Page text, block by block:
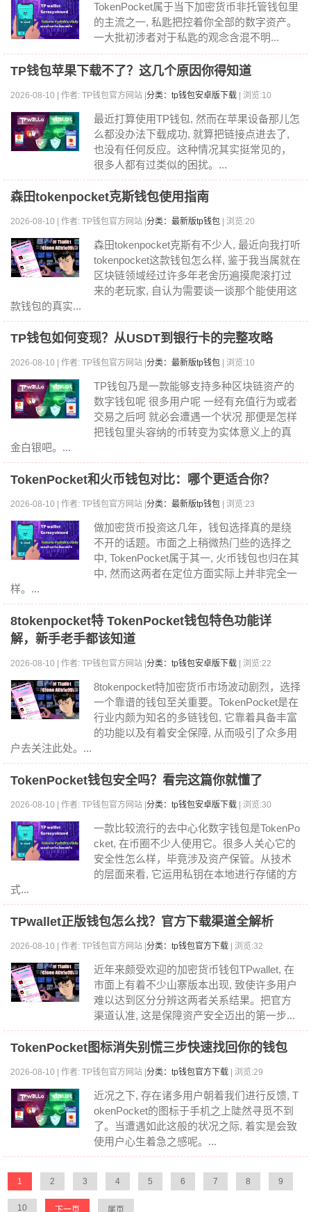
TokenPocket属于当下加密货币非托管钱包里
的主流之一, 私匙把控着你全部的数字资产。
一大批初涉者对于私匙的观念含混不明...
TP钱包苹果下载不了？这几个原因你得知道
2026-08-10 | 作者: TP钱包官方网站 | 分类：tp钱包安卓版下载 | 浏览:10
最近打算使用TP钱包, 然而在苹果设备那儿怎
么都没办法下载成功, 就算把链接点进去了,
也没有任何反应。这种情况其实挺常见的，
很多人都有过类似的困扰。...
森田tokenpocket克斯钱包使用指南
2026-08-10 | 作者: TP钱包官方网站 | 分类：最新版tp钱包 | 浏览:20
森田tokenpocket克斯有不少人, 最近向我打听
tokenpocket这款钱包怎么样, 鉴于我当属就在
区块链领域经过许多年老舍历遍摸爬滚打过
来的老玩家, 自认为需要谈一谈那个能使用这
款钱包的真实...
TP钱包如何变现？从USDT到银行卡的完整攻略
2026-08-10 | 作者: TP钱包官方网站 | 分类：最新版tp钱包 | 浏览:10
TP钱包乃是一款能够支持多种区块链资产的
数字钱包呢 很多用户呢 一经有充值行为或者
交易之后呵 就必会遭遇一个状况 那便是怎样
把钱包里头容纳的币转变为实体意义上的真
金白银吧。...
TokenPocket和火币钱包对比：哪个更适合你？
2026-08-10 | 作者: TP钱包官方网站 | 分类：最新版tp钱包 | 浏览:23
做加密货币投资这几年，钱包选择真的是绕
不开的话题。市面之上稍微热门些的选择之
中, TokenPocket属于其一, 火币钱包也归在其
中, 然而这两者在定位方面实际上并非完全一
样。...
8tokenpocket特 TokenPocket钱包特色功能详
解，新手老手都该知道
2026-08-10 | 作者: TP钱包官方网站 | 分类：tp钱包安卓版下载 | 浏览:22
8tokenpocket特加密货币市场波动剧烈，选择
一个靠谱的钱包至关重要。TokenPocket是在
行业内颇为知名的多链钱包, 它靠着具备丰富
的功能以及有着安全保障, 从而吸引了众多用
户去关注此处。...
TokenPocket钱包安全吗？看完这篇你就懂了
2026-08-10 | 作者: TP钱包官方网站 | 分类：tp钱包安卓版下载 | 浏览:30
一款比较流行的去中心化数字钱包是TokenPo
cket, 在币圈不少人使用它。很多人关心它的
安全性怎么样，毕竟涉及资产保管。从技术
的层面来看, 它运用私钥在本地进行存储的方
式...
TPwallet正版钱包怎么找？官方下载渠道全解析
2026-08-10 | 作者: TP钱包官方网站 | 分类：tp钱包官方下载 | 浏览:32
近年来颇受欢迎的加密货币钱包TPwallet, 在
市面上有着不少山寨版本出现, 致使许多用户
难以达到区分分辨这两者关系结果。把官方
渠道认准, 这是保障资产安全迈出的第一步...
TokenPocket图标消失别慌三步快速找回你的钱包
2026-08-10 | 作者: TP钱包官方网站 | 分类：tp钱包官方下载 | 浏览:29
近况之下, 存在诸多用户朝着我们进行反馈, T
okenPocket的图标于手机之上陡然寻觅不到
了。当遭遇如此这般的状况之际, 着实是会致
使用户心生着急之感呢。...
1 2 3 4 5 6 7 8 9
10 下一页 尾页